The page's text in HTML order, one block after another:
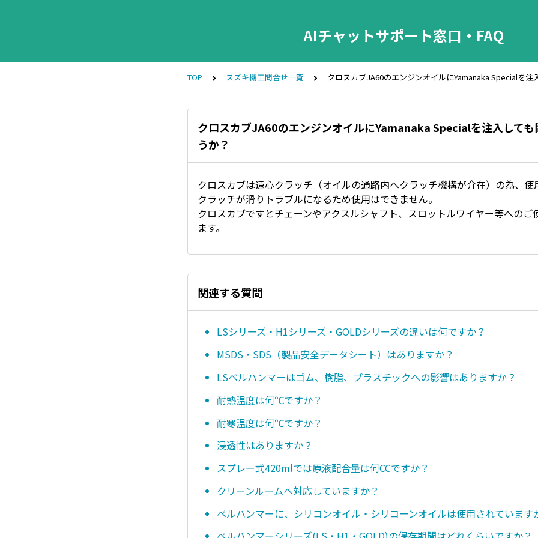
AIチャットサポート窓口・FAQ
TOP スズキ機工問合せ一覧 クロスカブJA60のエンジンオイルにYamanaka Specialを
クロスカブJA60のエンジンオイルにYamanaka Specialを注入しても
うか？
クロスカブは遠心クラッチ（オイルの通路内へクラッチ機構が介在）の為、使
クラッチが滑りトラブルになるため使用はできません。
クロスカブですとチェーンやアクスルシャフト、スロットルワイヤー等へのご
ます。
関連する質問
LSシリーズ・H1シリーズ・GOLDシリーズの違いは何ですか？
MSDS・SDS（製品安全データシート）はありますか？
LSベルハンマーはゴム、樹脂、プラスチックへの影響はありますか？
耐熱温度は何℃ですか？
耐寒温度は何℃ですか？
浸透性はありますか？
スプレー式420mlでは原液配合量は何CCですか？
クリーンルームへ対応していますか？
ベルハンマーに、シリコンオイル・シリコーンオイルは使用されています